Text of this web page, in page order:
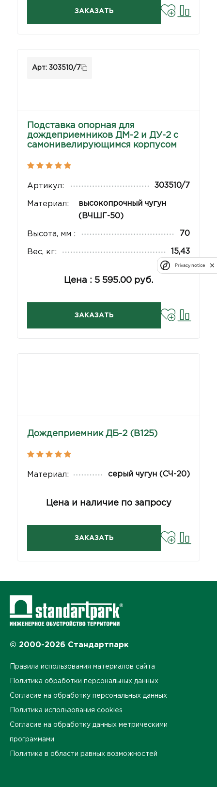
ЗАКАЗАТЬ
Арт: 303510/7
Подставка опорная для
дождеприемников ДМ-2 и ДУ-2 с
самонивелирующимся корпусом
Артикул: 303510/7
Материал:
высокопрочный чугун
(ВЧШГ-50)
Высота, мм : 70
Вес, кг: 15,43
Цена : 5 595.00 руб.
ЗАКАЗАТЬ
Дождеприемник ДБ-2 (В125)
Материал: серый чугун (СЧ-20)
Цена и наличие по запросу
ЗАКАЗАТЬ
© 2000-2026 Стандартпарк
Правила использования материалов сайта
Политика обработки персональных данных
Согласие на обработку персональных данных
Политика использования cookies
Согласие на обработку данных метрическими
программами
Политика в области равных возможностей
Privacy notice